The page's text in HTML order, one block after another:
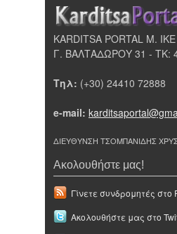
KARDITSA PORTAL Μ. ΙΚΕ
Γ. ΒΑΛΤΑΔΩΡΟΥ 31 - ΤΚ:
Τηλ: (+30) 24410 72888
e-mail:
ΔΙΕΥΘΥΝΣΗ ΤΣΟΜΠΑΝΙΔΗΣ
Ακολουθήστε μας!
Γίνετε συνδρομητές στο
Ακολουθήστε μας στο